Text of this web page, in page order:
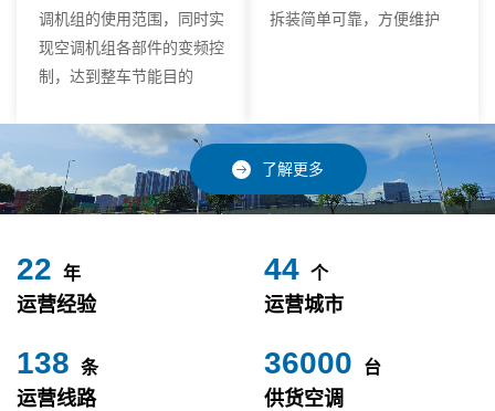
调机组的使用范围，同时实
现空调机组各部件的变频控
制，达到整车节能目的
拆装简单可靠，方便维护
了解更多
24 年
运营经验
49 个
运营城市
153 条
运营线路
40000 台
供货空调